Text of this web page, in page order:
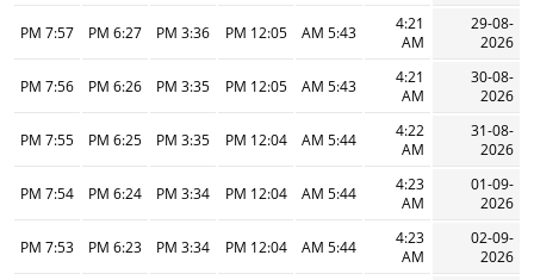
29-08-
2026
4:21
AM
5:43 AM
12:05 PM
3:36 PM
6:27 PM
7:57 PM
30-08-
2026
4:21
AM
5:43 AM
12:05 PM
3:35 PM
6:26 PM
7:56 PM
31-08-
2026
4:22
AM
5:44 AM
12:04 PM
3:35 PM
6:25 PM
7:55 PM
01-09-
2026
4:23
AM
5:44 AM
12:04 PM
3:34 PM
6:24 PM
7:54 PM
02-09-
2026
4:23
AM
5:44 AM
12:04 PM
3:34 PM
6:23 PM
7:53 PM